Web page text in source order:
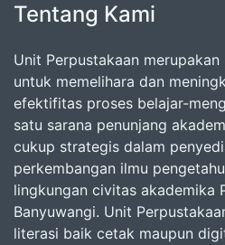
Tentang Kami
Unit Perpustakaan
untuk memelihara dan
efektifitas proses belajar-
satu sarana penunjang
cukup strategis dalam
perkembangan ilmu
lingkungan civitas akademika
Banyuwangi. Unit
literasi baik cetak maupun